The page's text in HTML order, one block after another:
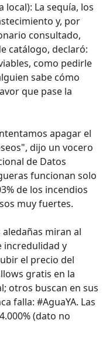
local): La sequía, los
y, por
consultado,
catálogo, declaró:
como pedirle
sabe cómo
que pase la
apagar el
dijo un vocero
de Datos
funcionan solo
de los incendios
muy fuertes.
aledañas miran al
incredulidad y
el precio del
gratis en la
otros buscan en sus
falla: #AguaYA. Las
(dato no